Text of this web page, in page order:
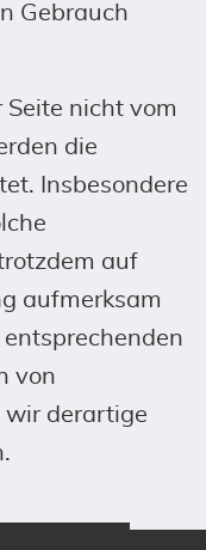
Gebrauch
nicht vom
die
Insbesondere
auf
aufmerksam
von
wir derartige